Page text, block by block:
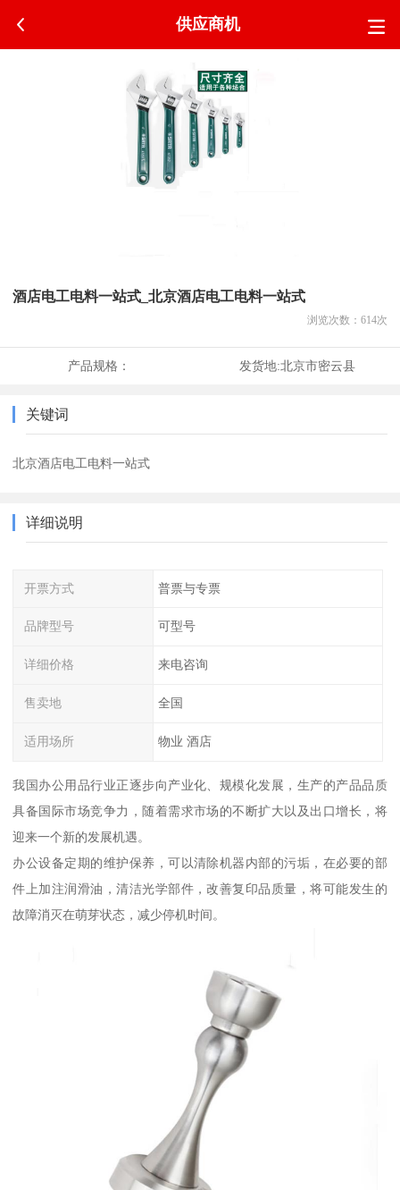
供应商机
酒店电工电料一站式_北京酒店电工电料一站式
浏览次数： 614次
产品规格： 发货地:北京市密云县
关键词
北京酒店电工电料一站式
详细说明
开票方式 普票与专票
品牌型号 可型号
详细价格 来电咨询
售卖地 全国
适用场所 物业 酒店
我国办公用品行业正逐步向产业化、规模化发展，生产的产品品质
具备国际市场竞争力，随着需求市场的不断扩大以及出口增长，将
迎来一个新的发展机遇。
办公设备定期的维护保养，可以清除机器内部的污垢，在必要的部
件上加注润滑油，清洁光学部件，改善复印品质量，将可能发生的
故障消灭在萌芽状态，减少停机时间。